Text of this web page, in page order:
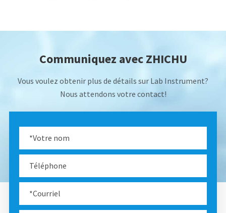
Communiquez avec ZHICHU
Vous voulez obtenir plus de détails sur Lab Instrument?
Nous attendons votre contact!